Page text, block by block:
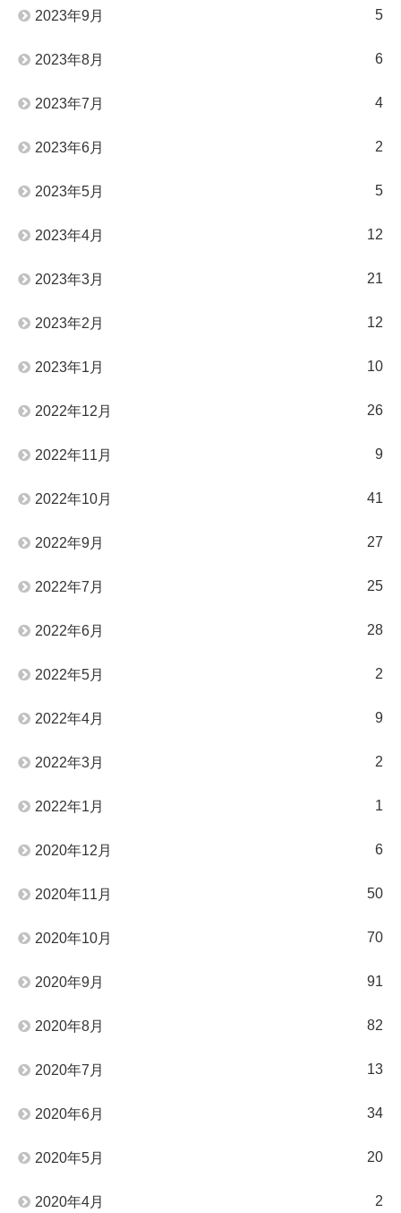
2023年9月 5
2023年8月 6
2023年7月 4
2023年6月 2
2023年5月 5
2023年4月 12
2023年3月 21
2023年2月 12
2023年1月 10
2022年12月 26
2022年11月 9
2022年10月 41
2022年9月 27
2022年7月 25
2022年6月 28
2022年5月 2
2022年4月 9
2022年3月 2
2022年1月 1
2020年12月 6
2020年11月 50
2020年10月 70
2020年9月 91
2020年8月 82
2020年7月 13
2020年6月 34
2020年5月 20
2020年4月 2